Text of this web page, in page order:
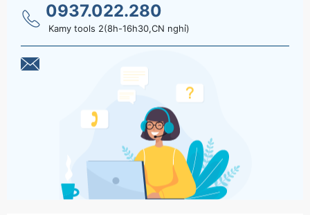
0937.022.280
Kamy tools 2(8h-16h30,CN nghỉ)